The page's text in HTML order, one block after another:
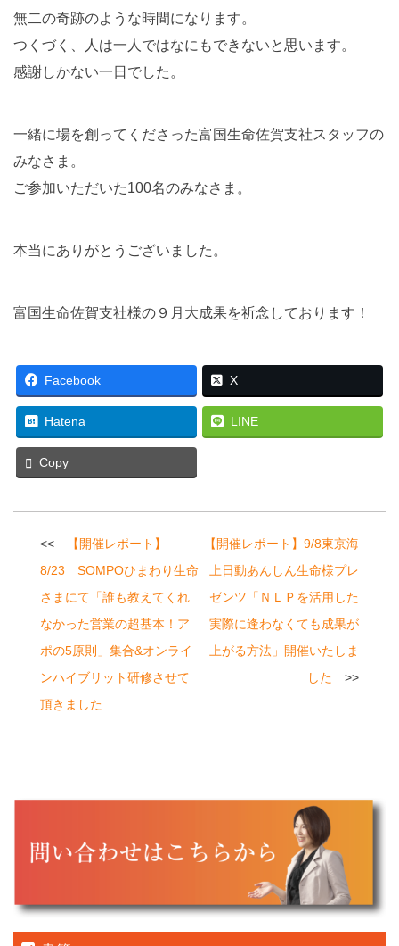
無二の奇跡のような時間になります。
つくづく、人は一人ではなにもできないと思います。
感謝しかない一日でした。
一緒に場を創ってくださった富国生命佐賀支社スタッフの
みなさま。
ご参加いただいた100名のみなさま。
本当にありがとうございました。
富国生命佐賀支社様の９月大成果を祈念しております！
Facebook X
Hatena LINE
Copy
投
稿
ナ
ビ
ゲ
ー
シ
【開催レポート】
8/23 SOMPOひまわり生命
さまにて「誰も教えてくれ
なかった営業の超基本！ア
ポの5原則」集合&オンライ
ンハイブリット研修させて
頂きました
【開催レポート】9/8東京海
上日動あんしん生命様プレ
ゼンツ「ＮＬＰを活用した
実際に逢わなくても成果が
上がる方法」開催いたしま
した